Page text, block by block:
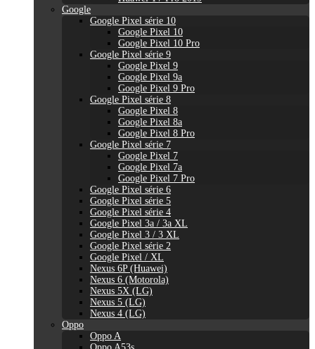
Google
Google Pixel série 10
Google Pixel 10
Google Pixel 10 Pro
Google Pixel série 9
Google Pixel 9
Google Pixel 9a
Google Pixel 9 Pro
Google Pixel série 8
Google Pixel 8
Google Pixel 8a
Google Pixel 8 Pro
Google Pixel série 7
Google Pixel 7
Google Pixel 7a
Google Pixel 7 Pro
Google Pixel série 6
Google Pixel série 5
Google Pixel série 4
Google Pixel 3a / 3a XL
Google Pixel 3 / 3 XL
Google Pixel série 2
Google Pixel / XL
Nexus 6P (Huawei)
Nexus 6 (Motorola)
Nexus 5X (LG)
Nexus 5 (LG)
Nexus 4 (LG)
Oppo
Oppo A